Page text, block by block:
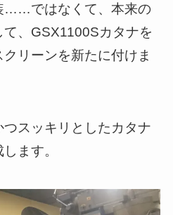
……ではなくて、本来の
、GSX1100Sカタナを
リーンを新たに付けま
スッキリとしたカタナ
ます。